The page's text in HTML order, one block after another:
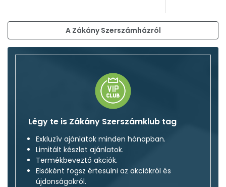
A Zákány Szerszámházról
Légy te is Zákány Szerszámklub tag
Exkluzív ajánlatok minden hónapban.
Limitált készlet ajánlatok.
Termékbeveztő akciók.
Elsőként fogsz értesülni az akciókról és
újdonságokról.